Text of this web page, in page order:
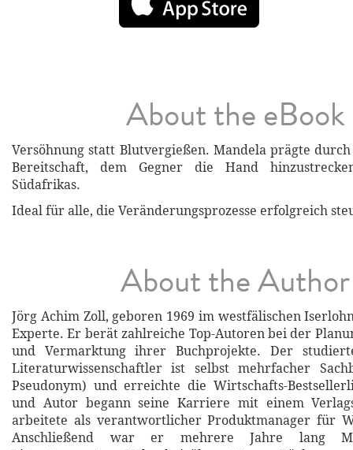
About the eBook
Versöhnung statt Blutvergießen. Mandela prägte
Bereitschaft, dem Gegner die Hand
Südafrikas.
Ideal für alle, die Veränderungsprozesse erfolgreich
About the Author
Jörg Achim Zoll, geboren 1969 im westfälischen
Experte. Er berät zahlreiche Top-Autoren bei der
und Vermarktung ihrer Buchprojekte. Der
Literaturwissenschaftler ist selbst mehrfacher
Pseudonym) und erreichte die Wirtschafts-
und Autor begann seine Karriere mit einem
arbeitete als verantwortlicher Produktmanager für
Anschließend war er mehrere Jahre lang